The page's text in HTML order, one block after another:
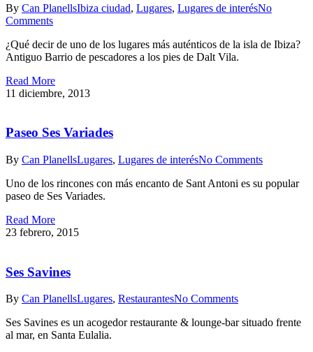
By Can PlanellsIbiza ciudad, Lugares, Lugares de interésNo
Comments
¿Qué decir de uno de los lugares más auténticos de la isla de Ibiza?
Antiguo Barrio de pescadores a los pies de Dalt Vila.
Read More
11 diciembre, 2013
Paseo Ses Variades
By Can PlanellsLugares, Lugares de interésNo Comments
Uno de los rincones con más encanto de Sant Antoni es su popular
paseo de Ses Variades.
Read More
23 febrero, 2015
Ses Savines
By Can PlanellsLugares, RestaurantesNo Comments
Ses Savines es un acogedor restaurante & lounge-bar situado frente
al mar, en Santa Eulalia.